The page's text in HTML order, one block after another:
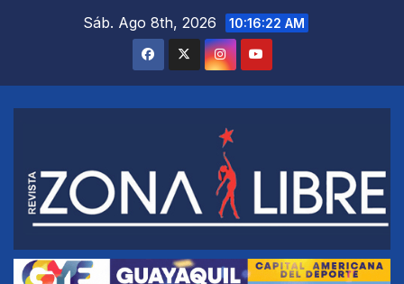
Sáb. Ago 8th, 2026 10:16:22 AM